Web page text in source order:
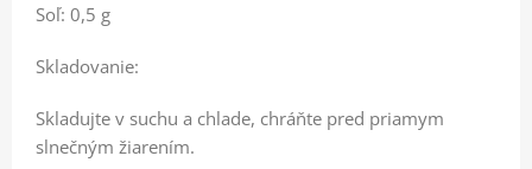
Soľ: 0,5 g
Skladovanie:
Skladujte v suchu a chlade, chráňte pred priamym
slnečným žiarením.